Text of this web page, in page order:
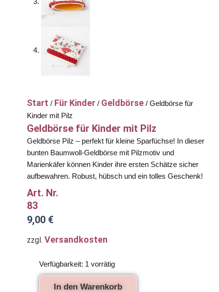
Start / Für Kinder / Geldbörse / Geldbörse für
Kinder mit Pilz
Geldbörse für Kinder mit Pilz
Geldbörse Pilz – perfekt für kleine Sparfüchse! In dieser
bunten Baumwoll-Geldbörse mit Pilzmotiv und
Marienkäfer können Kinder ihre ersten Schätze sicher
aufbewahren. Robust, hübsch und ein tolles Geschenk!
Art. Nr.
83
9,00 €
zzgl. Versandkosten
Verfügbarkeit: 1 vorrätig
Geldbörse
Kinder
In den Warenkorb